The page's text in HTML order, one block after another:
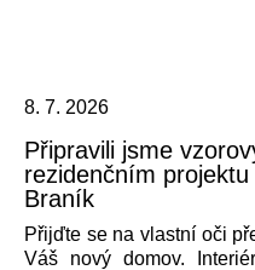
8. 7. 2026
Připravili jsme
rezidenčním
Braník
Přijďte se na vlastní oči
Váš nový domov.